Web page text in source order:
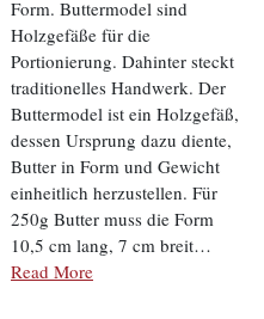
Form. Buttermodel sind
Holzgefäße für die
Portionierung. Dahinter steckt
traditionelles Handwerk. Der
Buttermodel ist ein Holzgefäß,
dessen Ursprung dazu diente,
Butter in Form und Gewicht
einheitlich herzustellen. Für
250g Butter muss die Form
10,5 cm lang, 7 cm breit…
Read More